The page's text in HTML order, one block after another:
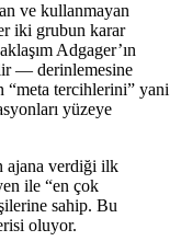
ve kullanmayan
iki grubun karar
Adgager’ın
— derinlemesine
tercihlerini” yani
yüzeye
ajana verdiği ilk
ile “en çok
sahip. Bu
oluyor.